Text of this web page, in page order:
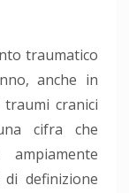
traumatico
anche in
cranici
cifra che
definizione